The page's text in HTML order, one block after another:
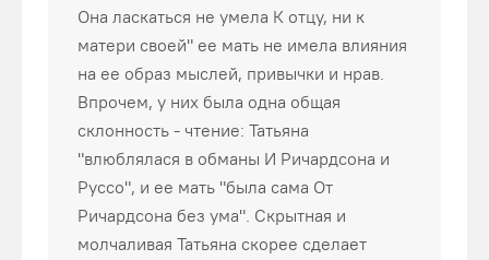
Она ласкаться не умела К отцу, ни к
матери своей" ее мать не имела влияния
на ее образ мыслей, привычки и нрав.
Впрочем, у них была одна общая
склонность - чтение: Татьяна
"влюблялася в обманы И Ричардсона и
Руссо", и ее мать "была сама От
Ричардсона без ума". Скрытная и
молчаливая Татьяна скорее сделает